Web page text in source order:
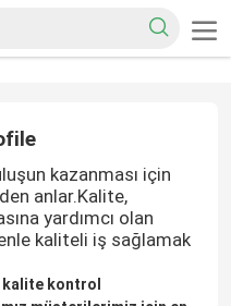
kazanması için
anlar.Kalite,
yardımcı olan
kaliteli iş sağlamak
kontrol